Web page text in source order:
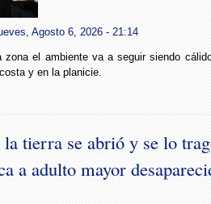
Agosto 6, 2026 - 21:14
zona el ambiente va a seguir siendo
y en la planicie.
la tierra se abrió y se lo
a adulto mayor